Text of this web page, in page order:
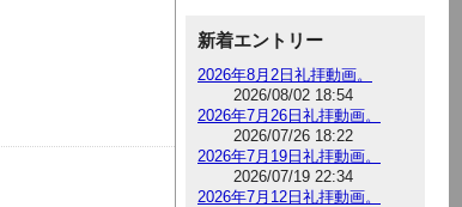
新着エントリー
2026年8月2日礼拝動画。
2026/08/02 18:54
2026年7月26日礼拝動画。
2026/07/26 18:22
2026年7月19日礼拝動画。
2026/07/19 22:34
2026年7月12日礼拝動画。